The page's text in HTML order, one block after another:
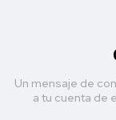
Un mensaje de
a tu cuenta de